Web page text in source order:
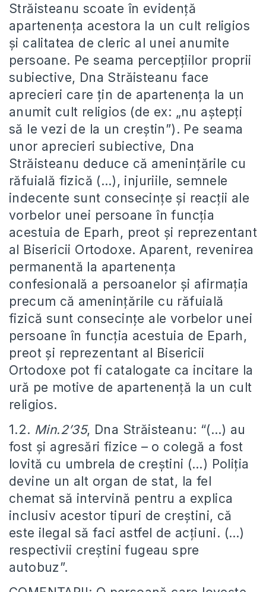
Străisteanu scoate în evidență
apartenența acestora la un cult religios
și calitatea de cleric al unei anumite
persoane. Pe seama percepțiilor proprii
subiective, Dna Străisteanu face
aprecieri care țin de apartenența la un
anumit cult religios (de ex: „nu aștepți
să le vezi de la un creștin”). Pe seama
unor aprecieri subiective, Dna
Străisteanu deduce că amenințările cu
răfuială fizică (…), injuriile, semnele
indecente sunt consecințe și reacții ale
vorbelor unei persoane în funcția
acestuia de Eparh, preot și reprezentant
al Bisericii Ortodoxe. Aparent, revenirea
permanentă la apartenența
confesională a persoanelor și afirmația
precum că amenințările cu răfuială
fizică sunt consecințe ale vorbelor unei
persoane în funcția acestuia de Eparh,
preot și reprezentant al Bisericii
Ortodoxe pot fi catalogate ca incitare la
ură pe motive de apartenență la un cult
religios.
1.2. Min.2’35, Dna Străisteanu: “(…) au
fost și agresări fizice – o colegă a fost
lovită cu umbrela de creștini (…) Poliția
devine un alt organ de stat, la fel
chemat să intervină pentru a explica
inclusiv acestor tipuri de creștini, că
este ilegal să faci astfel de acțiuni. (…)
respectivii creștini fugeau spre
autobuz”.